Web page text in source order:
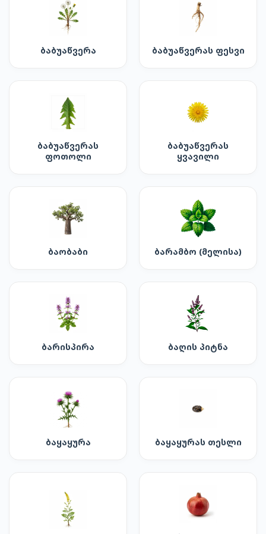
ბაბუაწვერა ბაბუაწვერას ფესვი
ბაბუაწვერას
ფოთოლი
ბაბუაწვერას
ყვავილი
ბაობაბი ბარამბო (მელისა)
ბარისპირა ბაღის პიტნა
ბაყაყურა ბაყაყურას თესლი